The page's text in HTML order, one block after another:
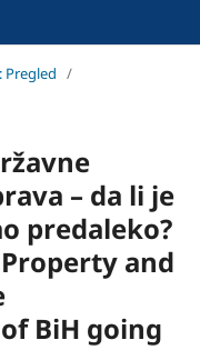
Pregled /
– da li je
predaleko?
and
BiH going